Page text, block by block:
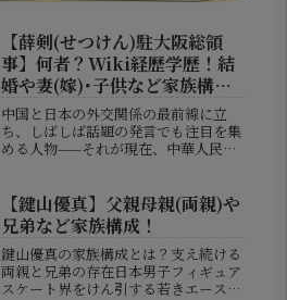
【薛剣(せつけん)駐大阪総領
事】何者？Wiki経歴学歴！結
婚や妻(嫁)･子供など家族構
成！
中国と日本の外交関係の最前線に立
ち、しばしば話題の発言でも注目を集
める人物——それが現在、中華人民共
交官としての実績は？」「学歴はど
こ？」「結婚しているのか？」「家族
構成は...
【鍵山優真】父親母親(両親)や
兄弟など家族構成！
鍵山優真の家族構成とは？支え続ける
両親と兄弟の存在日本男子フィギュア
スケート界をけん引する若きエース、